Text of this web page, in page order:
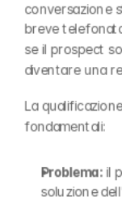
conversazione
breve
se il prospect
diventare una
La
fondamentali:
Problema: il
soluzione